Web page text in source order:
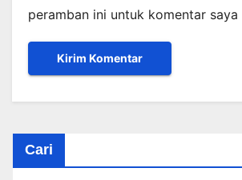
peramban ini untuk komentar
Cari